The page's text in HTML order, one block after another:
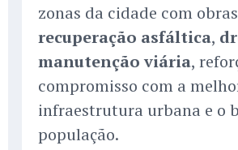
zonas da cidade com
recuperação asfáltica,
manutenção viária,
compromisso com a
infraestrutura urbana e o
população.